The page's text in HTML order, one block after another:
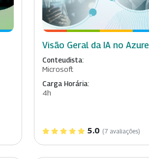
Visão Geral da IA no Azure
Conteudista:
Microsoft
Carga Horária:
4h
5.0 (7 avaliações)